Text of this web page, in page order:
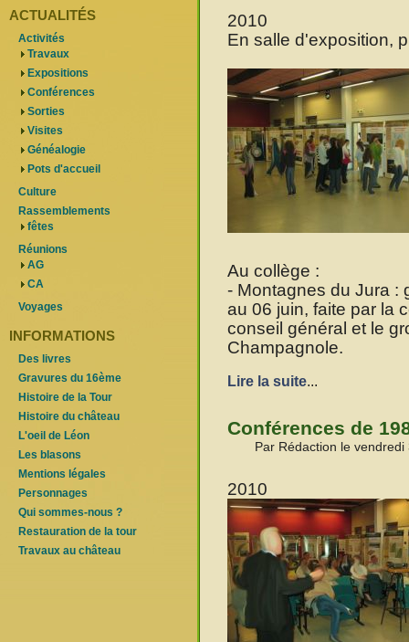
2010
En salle d'exposition,
Au collège :
- Montagnes du Jura :
au 06 juin, faite par la
conseil général et le
Champagnole.
Lire la suite...
Conférences de
Par Rédaction le
2010
ACTUALITÉS
Activités
Travaux
Expositions
Conférences
Sorties
Visites
Généalogie
Pots d'accueil
Culture
Rassemblements
fêtes
Réunions
AG
CA
Voyages
INFORMATIONS
Des livres
Gravures du 16ème
Histoire de la Tour
Histoire du château
L'oeil de Léon
Les blasons
Mentions légales
Personnages
Qui sommes-nous ?
Restauration de la tour
Travaux au château